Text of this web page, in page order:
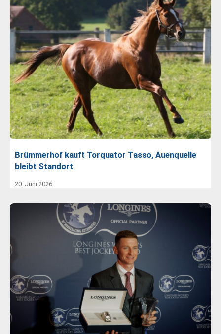
Brümmerhof kauft Torquator Tasso, Auenquelle
bleibt Standort
20. Juni 2026